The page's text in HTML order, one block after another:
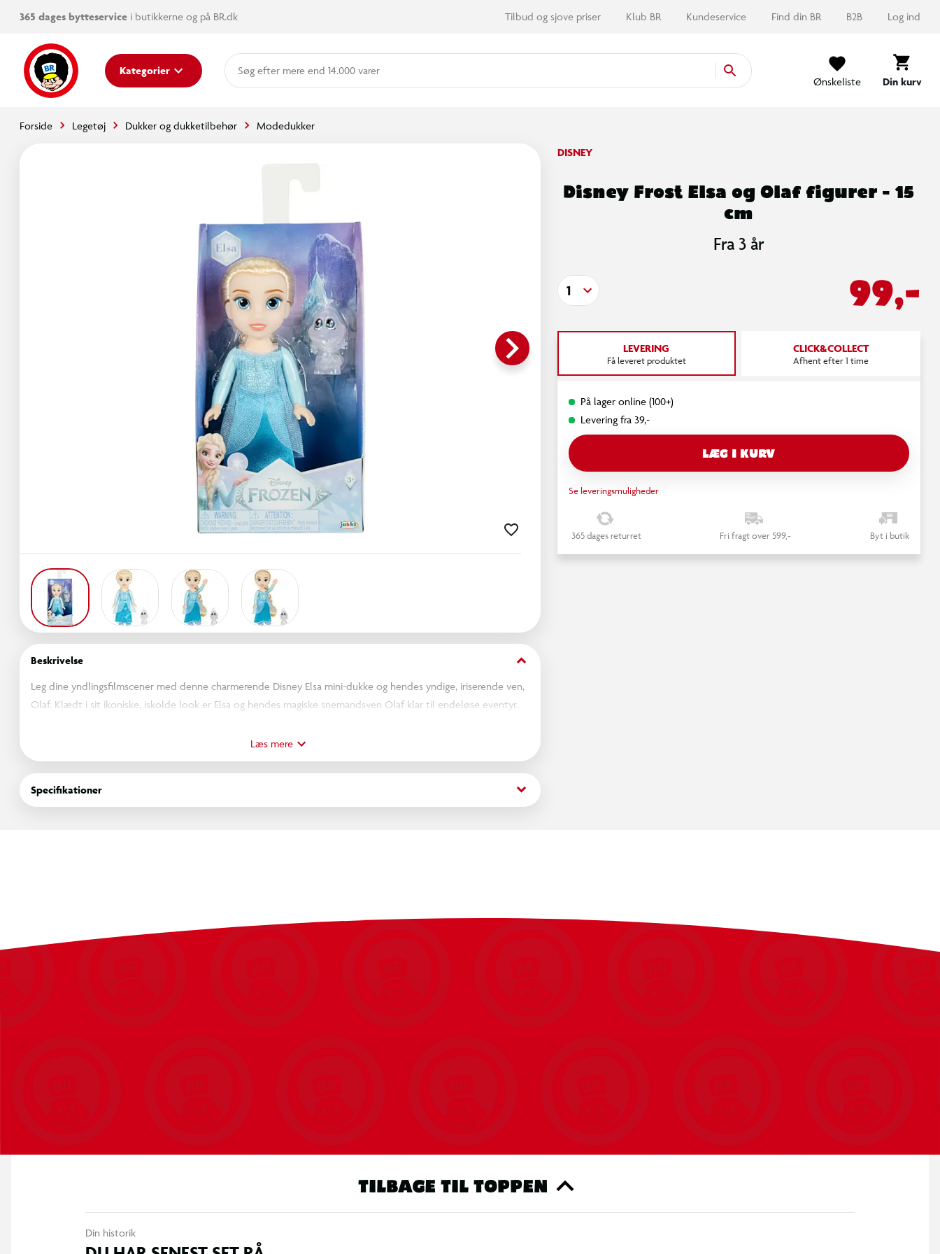
365 dages bytteservice i butikkerne og på BR.dk Tilbud og sjove priser Klub BR Kundeservice Find din BR B2B Log ind
Kategorier
mere end 14.000 varer
Ønskeliste
Din kurv
Forside Legetøj Dukker og dukketilbehør Modedukker
keyboard_arrow_right
Beskrivelse keyboard_arrow_down
Leg dine yndlingsfilmscener med denne charmerende Disney Elsa mini-dukke og hendes yndige, iriserende ven,
Olaf. Klædt i sit ikoniske, iskolde look er Elsa og hendes magiske snemandsven Olaf klar til endeløse eventyr.
Læs mere
Specifikationer keyboard_arrow_down
DISNEY
Disney Frost Elsa og Olaf figurer - 15
cm
Fra 3 år
99,-
1
LEVERING
Få leveret produktet
CLICK&COLLECT
Afhent efter 1 time
På lager online (100+)
Levering fra 39,-
LÆG I KURV
Se leveringsmuligheder
365 dages returret Fri fragt over 599,- Byt i butik
TILBAGE TIL TOPPEN
Din historik